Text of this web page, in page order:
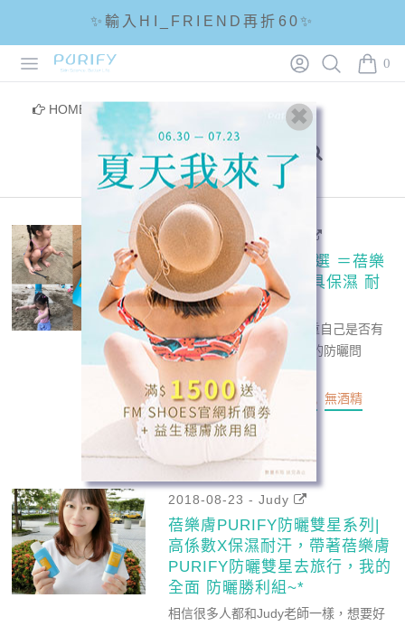
Open menu
PURIFY LoginSearch 0
items
✨輸入HI_FRIEND再折60✨
☘輸入折扣碼 5288滿1288現折88☘
🌟全館滿1200免運🌟
HOME /部落客分享
2018-08-23 - andrea
全家適用。防曬就要選 ＝蓓樂
膚PURIFY高係數兼具保濕 耐
汗
以前沒懷孕前當小姐只注重自己是否有
變黑 現在還要管一家大小的防曬問
read more
PURIFY 防曬系列
無酒精
保濕 無黏膩 油性肌
2018-08-23 - Judy
蓓樂膚PURIFY防曬雙星系列|
高係數X保濕耐汗，帶著蓓樂膚
PURIFY防曬雙星去旅行，我的
全面 防曬勝利組~*
相信很多人都和Judy老師一樣，想要好